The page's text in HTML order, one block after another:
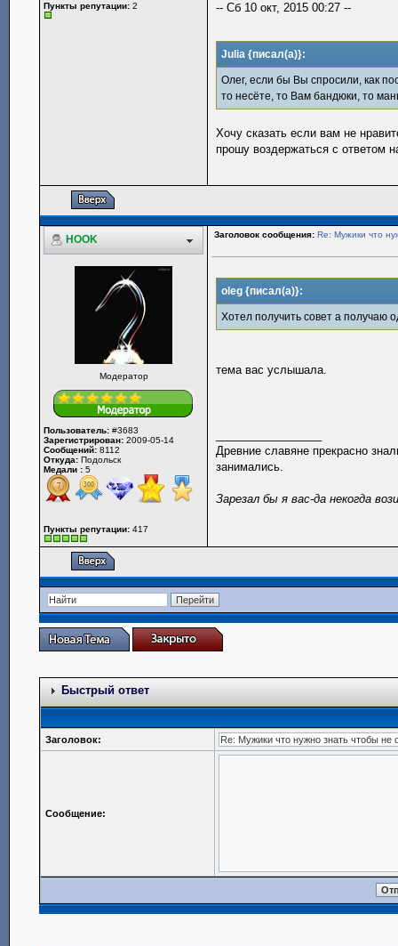
Пункты репутации: 2 -- Сб 10 окт, 2015 00:27 --
Julia {писал(а)}:
Олег, если бы Вы спросили, как
то несёте, то Вам бандюки, то
Хочу сказать если вам не
прошу воздержаться с ответом
HOOK Заголовок сообщения: Re: Мужики что
Модератор
Пользователь: #3683
Зарегистрирован: 2009-05-14
Сообщений: 8112
Откуда: Подольск
Медали : 5
Пункты репутации: 417
oleg {писал(а)}:
Хотел получить совет а получаю
тема вас услышала.
Древние славяне прекрасно
занимались.
Зарезал бы я вас-да некогда
Быстрый ответ
Заголовок:
Сообщение: